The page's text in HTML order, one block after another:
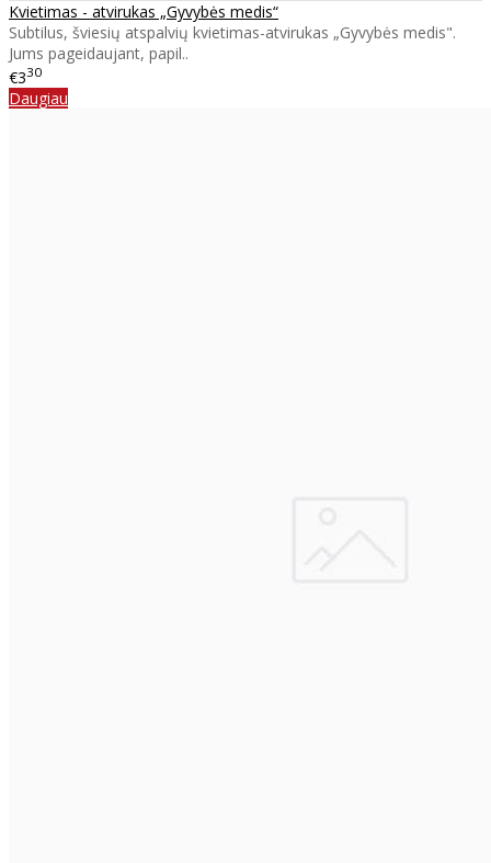
Kvietimas - atvirukas „Gyvybės medis“
Subtilus, šviesių atspalvių kvietimas-atvirukas „Gyvybės medis".
Jums pageidaujant, papil..
€330
Daugiau